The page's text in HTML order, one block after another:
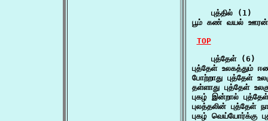
    புத்தில் (1)
பூம் கண் வயல் ஊரன்
TOP
    புத்தேள் (6)
புத்தேள் உலகத்தும்
போற்றாது புத்தேள்
தள்ளாது புத்தேள்
புகழ் இன்றால்
புலத்தலின் புத்தேள்
புகழ் வெய்யோர்க்கு